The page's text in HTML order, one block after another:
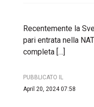
Recentemente la
pari entrata nella
completa […]
PUBBLICATO IL
April 20, 2024 07:58